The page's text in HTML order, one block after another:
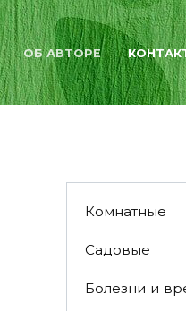
ОБ АВТОРЕ
Комнатные
Садовые
Болезни и